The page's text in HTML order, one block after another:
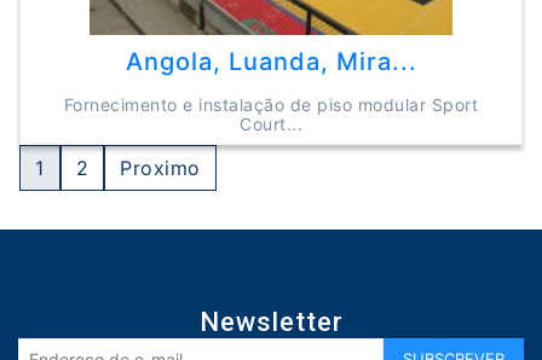
Angola, Luanda, Mira...
Fornecimento e instalação de piso modular Sport
Court...
Numbered
Pagination
1 2 Proximo
Newsletter